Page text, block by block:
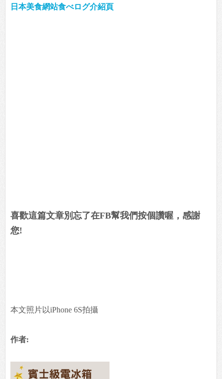
日本美食網站食べログ介紹頁
喜歡這篇文章別忘了在FB幫我們按個讚喔，感謝
您!
本文照片以iPhone 6S拍攝
作者: